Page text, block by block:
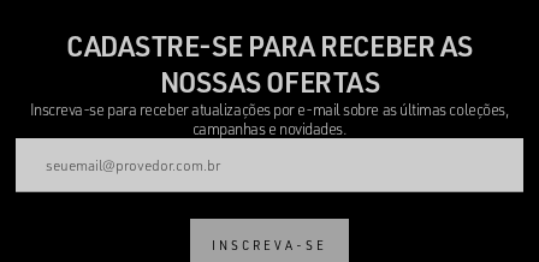
CADASTRE-SE PARA RECEBER AS
NOSSAS OFERTAS
Inscreva-se para receber atualizações por e-mail sobre as últimas coleções,
campanhas e novidades.
INSCREVA-SE